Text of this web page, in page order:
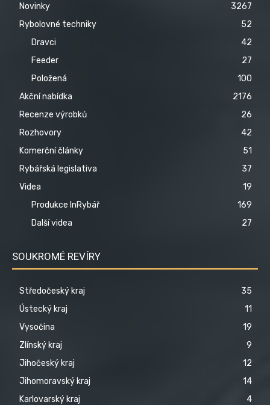
Novinky
3267
Rybolovné techniky
52
Dravci
42
Feeder
27
Položená
100
Akční nabídka
2176
Recenze výrobků
26
Rozhovory
42
Komerční články
51
Rybářská legislativa
37
Videa
19
Produkce InRybář
169
Další videa
27
SOUKROMÉ REVÍRY
Středočeský kraj
35
Ústecký kraj
11
Vysočina
19
Zlínský kraj
9
Jihočeský kraj
12
Jihomoravský kraj
14
Karlovarský kraj
4